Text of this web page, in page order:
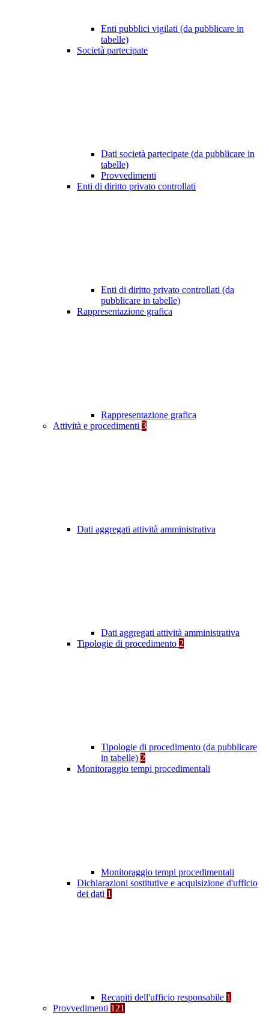
Enti pubblici vigilati (da pubblicare in
tabelle)
Società partecipate
Dati società partecipate (da pubblicare in
tabelle)
Provvedimenti
Enti di diritto privato controllati
Enti di diritto privato controllati (da
pubblicare in tabelle)
Rappresentazione grafica
Rappresentazione grafica
Attività e procedimenti 3
Dati aggregati attività amministrativa
Dati aggregati attività amministrativa
Tipologie di procedimento 2
Tipologie di procedimento (da pubblicare
in tabelle) 2
Monitoraggio tempi procedimentali
Monitoraggio tempi procedimentali
Dichiarazioni sostitutive e acquisizione d'ufficio
dei dati 1
Recapiti dell'ufficio responsabile 1
Provvedimenti 121